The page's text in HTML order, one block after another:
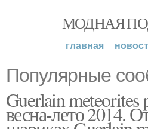
МОДНАЯ
главная
Популярные
Guerlain meteorites
весна-лето 2014.